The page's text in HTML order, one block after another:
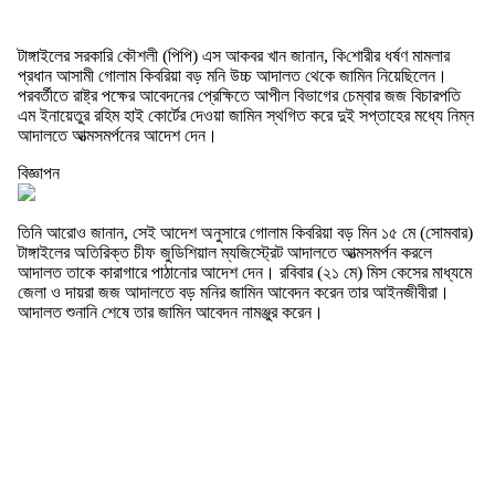
টাঙ্গাইলের সরকা‌রি কৌশলী (‌পি‌পি) এস আকবর খান জানান, কি‌শোরীর ধর্ষণ মামলার
প্রধান আসামী গোলাম কিবরিয়া বড় ম‌নি উচ্চ আদালত থেকে জামিন নিয়েছিলেন।
পরবর্তীতে রাষ্ট্র পক্ষের আবেদনের প্রেক্ষিতে আপীল বিভাগের চেম্বার জজ বিচারপতি
এম ইনায়েতুর রহিম হাই কোর্টের দেওয়া জামিন স্থগিত করে দুই সপ্তাহের মধ্যে নিম্ন
আদালতে আত্মসমর্পনের আদেশ দেন।
বিজ্ঞাপন
তিনি আরোও জানান, সেই আদেশ অনুসারে গোলাম কিবরিয়া বড় মিন ১৫ মে (সোমবার)
টাঙ্গাইলের অতিরিক্ত চীফ জুডিশিয়াল ম্যজিস্ট্রেট আদালতে আত্মসমর্পন করলে
আদালত তাকে কারাগারে পাঠানোর আদেশ দেন। রবিবার (২১ মে) মিস কেসের মাধ্যমে
জেলা ও দায়রা জজ আদালতে বড় মনির জামিন আবেদন করেন তার আইনজীবীরা।
আদালত শুনানি শেষে তার জামিন আবেদন নামঞ্জুর করেন।